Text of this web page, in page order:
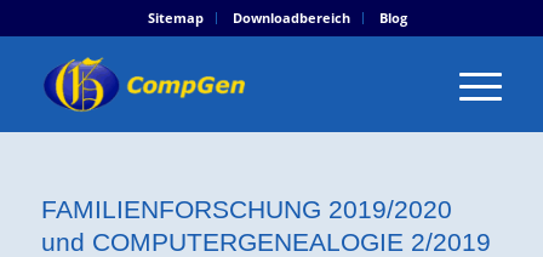
Sitemap Downloadbereich Blog
FAMILIENFORSCHUNG 2019/2020
und COMPUTERGENEALOGIE 2/2019